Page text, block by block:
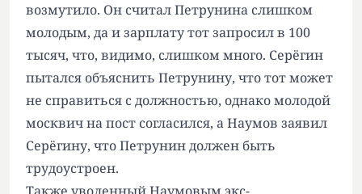
возмутило. Он считал Петрунина слишком
молодым, да и зарплату тот запросил в 100
тысяч, что, видимо, слишком много. Серёгин
пытался объяснить Петрунину, что тот может
не справиться с должностью, однако молодой
москвич на пост согласился, а Наумов заявил
Серёгину, что Петрунин должен быть
трудоустроен.